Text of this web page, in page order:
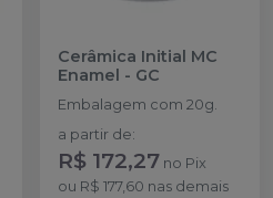
Cerâmica Initial MC
Enamel - GC
Embalagem com 20g.
a partir de:
R$ 172,27 no Pix
ou R$ 177,60 nas demais